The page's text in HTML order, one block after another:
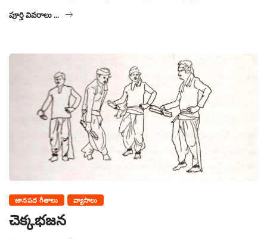
పూర్తి వివరాలు ...
జానపద గీతాలు వ్యాసాలు
చెక్కభజన